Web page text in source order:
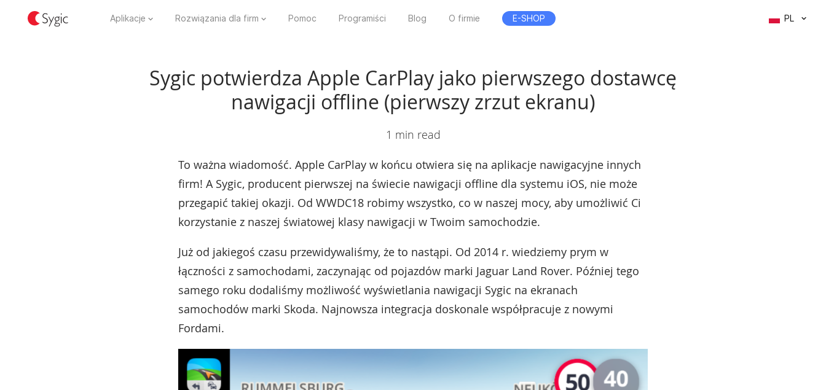
Aplikacje Rozwiązania dla firm Pomoc Programiści Blog O firmie E-SHOP PL
Sygic potwierdza Apple CarPlay jako pierwszego dostawcę
nawigacji offline (pierwszy zrzut ekranu)
1 min read
To ważna wiadomość. Apple CarPlay w końcu otwiera się na aplikacje nawigacyjne innych
firm! A Sygic, producent pierwszej na świecie nawigacji offline dla systemu iOS, nie może
przegapić takiej okazji. Od WWDC18 robimy wszystko, co w naszej mocy, aby umożliwić Ci
korzystanie z naszej światowej klasy nawigacji w Twoim samochodzie.
Już od jakiegoś czasu przewidywaliśmy, że to nastąpi. Od 2014 r. wiedziemy prym w
łączności z samochodami, zaczynając od pojazdów marki Jaguar Land Rover. Później tego
samego roku dodaliśmy możliwość wyświetlania nawigacji Sygic na ekranach
samochodów marki Skoda. Najnowsza integracja doskonale współpracuje z nowymi
Fordami.